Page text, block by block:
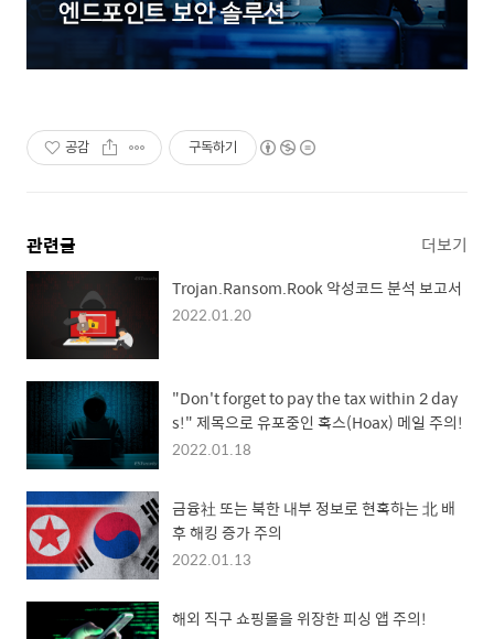
공감 구독하기
관련글 더보기
Trojan.Ransom.Rook 악성코드 분석 보고서
2022.01.20
"Don't forget to pay the tax within 2 day
s!" 제목으로 유포중인 혹스(Hoax) 메일 주의!
2022.01.18
금융社 또는 북한 내부 정보로 현혹하는 北 배
후 해킹 증가 주의
2022.01.13
해외 직구 쇼핑몰을 위장한 피싱 앱 주의!